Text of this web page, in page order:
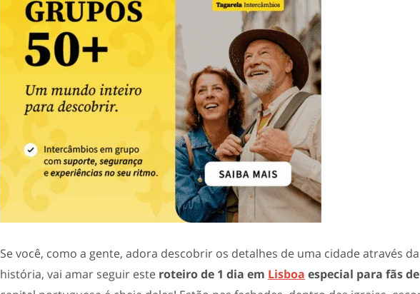
Se você, como a gente, adora descobrir os detalhes de uma cidade através
história, vai amar seguir este roteiro de 1 dia em Lisboa especial para fãs